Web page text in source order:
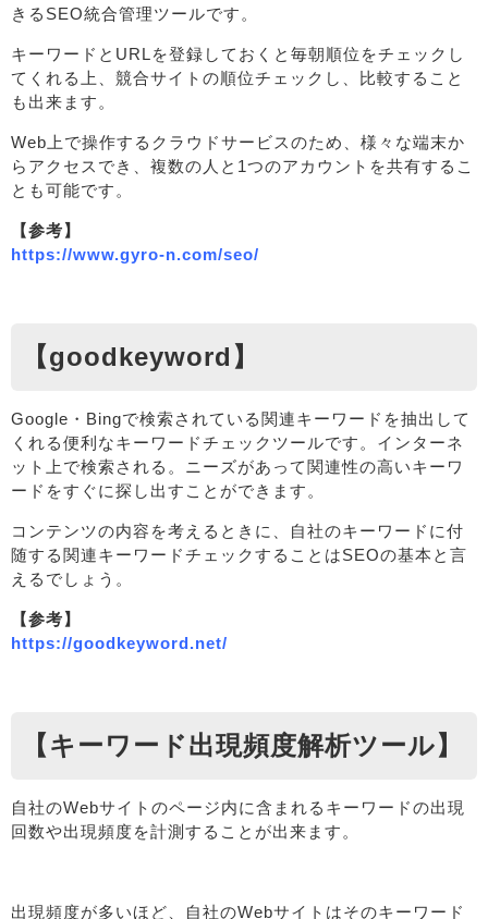
きるSEO統合管理ツールです。
キーワードとURLを登録しておくと毎朝順位をチェックし
てくれる上、競合サイトの順位チェックし、比較すること
も出来ます。
Web上で操作するクラウドサービスのため、様々な端末か
らアクセスでき、複数の人と1つのアカウントを共有するこ
とも可能です。
【参考】
https://www.gyro-n.com/seo/
【goodkeyword】
Google・Bingで検索されている関連キーワードを抽出して
くれる便利なキーワードチェックツールです。インターネ
ット上で検索される。ニーズがあって関連性の高いキーワ
ードをすぐに探し出すことができます。
コンテンツの内容を考えるときに、自社のキーワードに付
随する関連キーワードチェックすることはSEOの基本と言
えるでしょう。
【参考】
https://goodkeyword.net/
【キーワード出現頻度解析ツール】
自社のWebサイトのページ内に含まれるキーワードの出現
回数や出現頻度を計測することが出来ます。
出現頻度が多いほど、自社のWebサイトはそのキーワード